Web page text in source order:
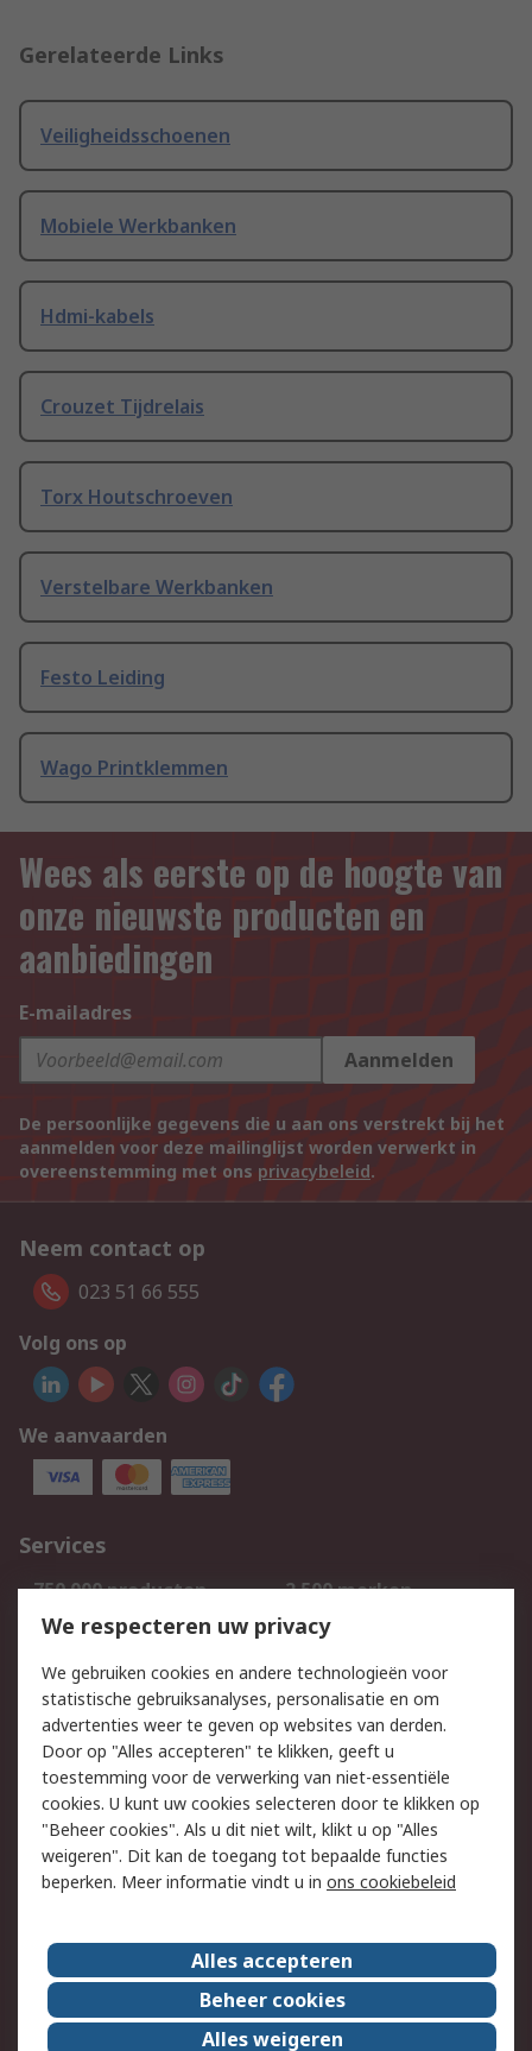
Gerelateerde Links
Veiligheidsschoenen
Mobiele Werkbanken
Hdmi-kabels
Crouzet Tijdrelais
Torx Houtschroeven
Verstelbare Werkbanken
Festo Leiding
Wago Printklemmen
Wees als eerste op de hoogte van
onze nieuwste producten en
aanbiedingen
E-mailadres
Aanmelden
De persoonlijke gegevens die u aan ons verstrekt bij het
aanmelden voor deze mailinglijst worden verwerkt in
overeenstemming met ons privacybeleid.
Neem contact op
023 51 66 555
Volg ons op
We aanvaarden
Services
750.000 producten
2.500 merken
Bestellen
Inkoopoplossingen
Track & Trace
Wettelijk
Cookiebeleid
Email veiligheid
Privacybeleid
Websitevoorwaarden
Algemene
verkoopvoorwaarden
Over RS
RS Group
Over ons
RS wereldwijd
Werken bij RS
We respecteren uw privacy
We gebruiken cookies en andere technologieën voor
statistische gebruiksanalyses, personalisatie en om
advertenties weer te geven op websites van derden.
Door op "Alles accepteren" te klikken, geeft u
toestemming voor de verwerking van niet-essentiële
cookies. U kunt uw cookies selecteren door te klikken op
"Beheer cookies". Als u dit niet wilt, klikt u op "Alles
weigeren". Dit kan de toegang tot bepaalde functies
beperken. Meer informatie vindt u in ons cookiebeleid
Alles accepteren
Beheer cookies
Alles weigeren